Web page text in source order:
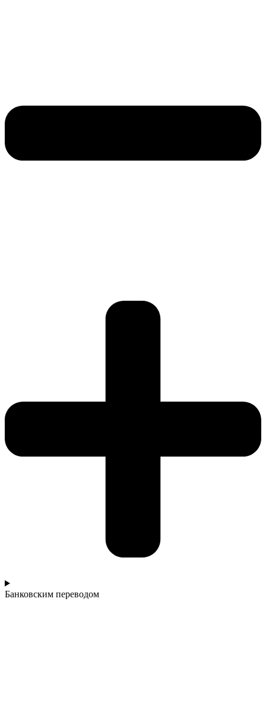
Банковским переводом